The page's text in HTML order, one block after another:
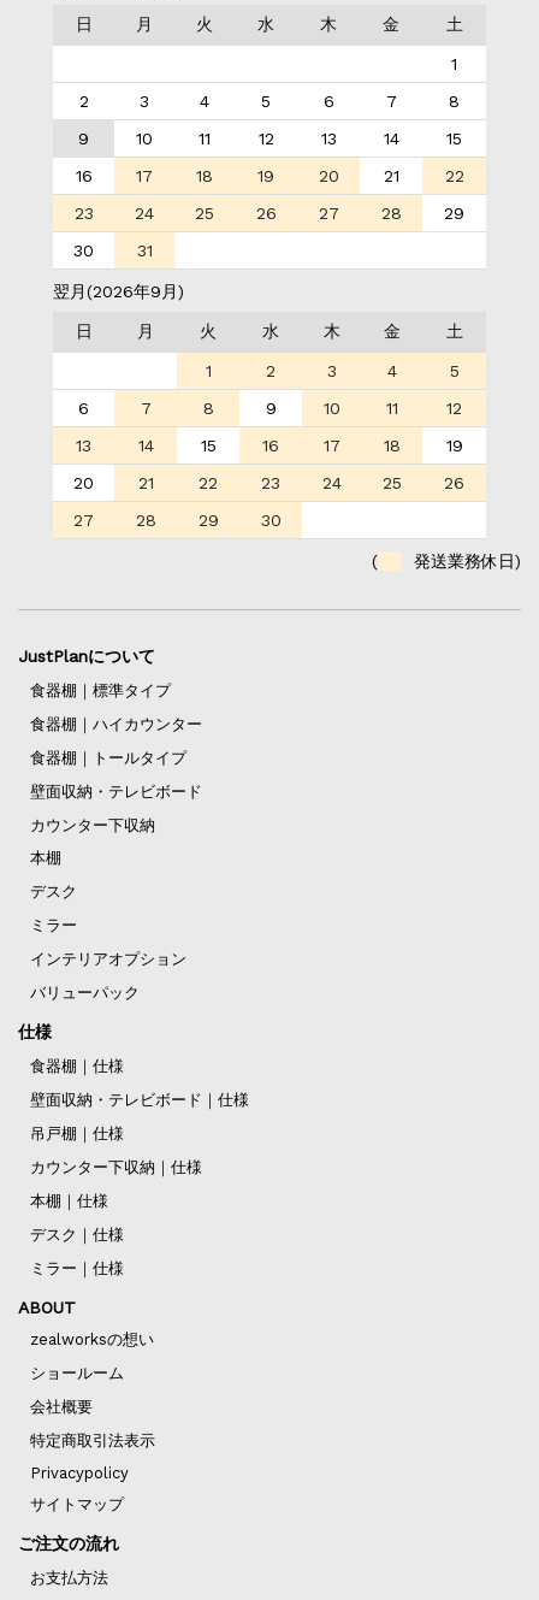
日 月 火 水 木 金 土
1
2
3 4 5 6 7
8
9
10 11 12 13 14
15
16
17 18 19 20 21
22
23
24 25 26 27 28
29
30
31
翌月(2026年9月)
日 月 火 水 木 金 土
1 2 3 4
5
6
7 8 9 10 11
12
13
14 15 16 17 18
19
20
21 22 23 24 25
26
27
28 29 30
( 発送業務休日)
JustPlanについて
食器棚｜標準タイプ
食器棚｜ハイカウンター
食器棚｜トールタイプ
壁面収納・テレビボード
カウンター下収納
本棚
デスク
ミラー
インテリアオプション
バリューパック
仕様
食器棚｜仕様
壁面収納・テレビボード｜仕様
吊戸棚｜仕様
カウンター下収納｜仕様
本棚｜仕様
デスク｜仕様
ミラー｜仕様
ABOUT
zealworksの想い
ショールーム
会社概要
特定商取引法表示
Privacypolicy
サイトマップ
ご注文の流れ
お支払方法